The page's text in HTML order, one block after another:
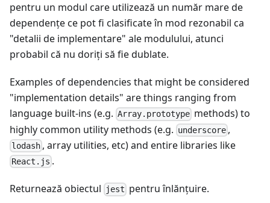
pentru un modul care utilizează un număr mare de
dependențe ce pot fi clasificate în mod rezonabil ca
"detalii de implementare" ale modulului, atunci
probabil că nu doriți să fie dublate.
Examples of dependencies that might be considered
"implementation details" are things ranging from
language built-ins (e.g. Array.prototype methods) to
highly common utility methods (e.g. underscore ,
lodash , array utilities, etc) and entire libraries like
React.js .
Returnează obiectul jest pentru înlănţuire.